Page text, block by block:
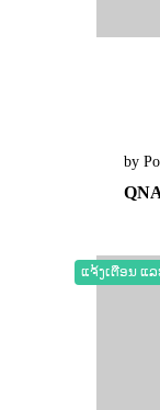
by
ແຈ້ງເຕືອນ ແ